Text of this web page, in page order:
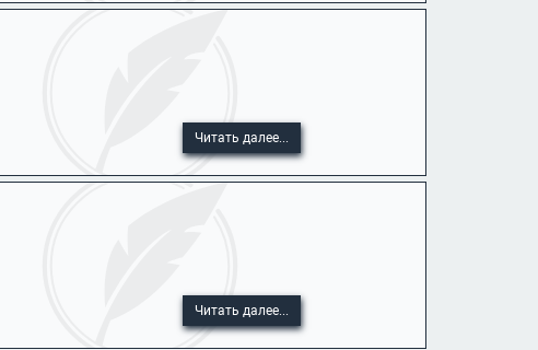
Читать далее...
Читать далее...